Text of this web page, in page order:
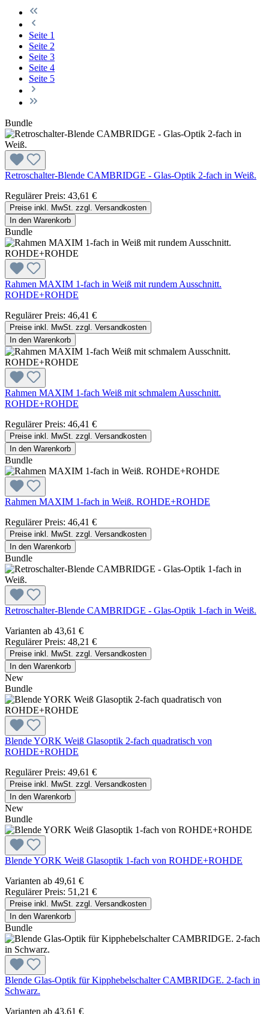
Seite 1
Seite 2
Seite 3
Seite 4
Seite 5
Bundle
Retroschalter-Blende CAMBRIDGE - Glas-Optik 2-fach in Weiß.
Regulärer Preis: 43,61 €
Preise inkl. MwSt. zzgl. Versandkosten
In den Warenkorb
Bundle
Rahmen MAXIM 1-fach in Weiß mit rundem Ausschnitt.
ROHDE+ROHDE
Regulärer Preis: 46,41 €
Preise inkl. MwSt. zzgl. Versandkosten
In den Warenkorb
Rahmen MAXIM 1-fach Weiß mit schmalem Ausschnitt.
ROHDE+ROHDE
Regulärer Preis: 46,41 €
Preise inkl. MwSt. zzgl. Versandkosten
In den Warenkorb
Bundle
Rahmen MAXIM 1-fach in Weiß. ROHDE+ROHDE
Regulärer Preis: 46,41 €
Preise inkl. MwSt. zzgl. Versandkosten
In den Warenkorb
Bundle
Retroschalter-Blende CAMBRIDGE - Glas-Optik 1-fach in Weiß.
Varianten ab 43,61 €
Regulärer Preis: 48,21 €
Preise inkl. MwSt. zzgl. Versandkosten
In den Warenkorb
New
Bundle
Blende YORK Weiß Glasoptik 2-fach quadratisch von
ROHDE+ROHDE
Regulärer Preis: 49,61 €
Preise inkl. MwSt. zzgl. Versandkosten
In den Warenkorb
New
Bundle
Blende YORK Weiß Glasoptik 1-fach von ROHDE+ROHDE
Varianten ab 49,61 €
Regulärer Preis: 51,21 €
Preise inkl. MwSt. zzgl. Versandkosten
In den Warenkorb
Bundle
Blende Glas-Optik für Kipphebelschalter CAMBRIDGE. 2-fach in
Schwarz.
Varianten ab 43,61 €